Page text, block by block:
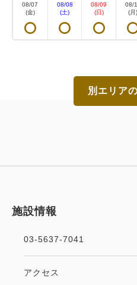
08/07
(金)
08/08
(土)
08/09
(日)
08/
(月)
別エリア
施設情報
03-5637-7041
アクセス